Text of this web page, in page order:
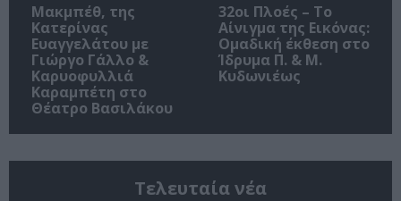
Μακμπέθ, της
Κατερίνας
Ευαγγελάτου με
Γιώργο Γάλλο &
Καρυοφυλλιά
Καραμπέτη στο
Θέατρο Βασιλάκου
32οι Πλοές – Το
Αίνιγμα της Εικόνας:
Ομαδική έκθεση στο
Ίδρυμα Π. & Μ.
Κυδωνιέως
Τελευταία νέα